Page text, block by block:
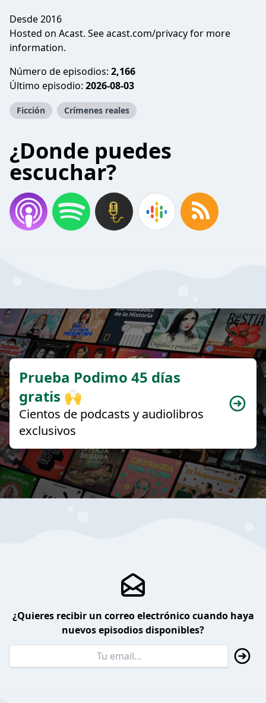
Desde 2016
Hosted on Acast. Seeacast.com/privacyfor more
information.
Número de episodios: 2,166
Último episodio: 2026-08-03
Ficción Crímenes reales
¿Donde puedes
escuchar?
Prueba Podimo 45 días
gratis 🙌
Cientos de podcasts y audiolibros
exclusivos
¿Quieres recibir un correo electrónico cuando haya
nuevos episodios disponibles?